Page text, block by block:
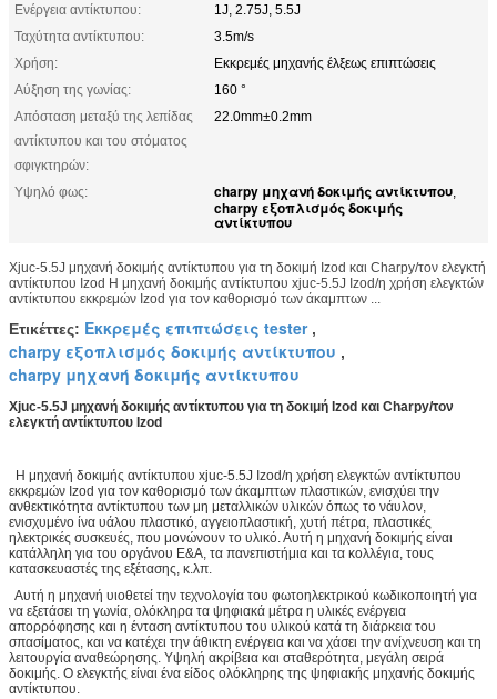
Ενέργεια αντίκτυπου:
1J, 2.75J, 5.5J
Ταχύτητα αντίκτυπου:
3.5m/s
Χρήση:
Εκκρεμές μηχανής έλξεως επιπτώσεις
Αύξηση της γωνίας:
160 °
Απόσταση μεταξύ της λεπίδας
αντίκτυπου και του στόματος
σφιγκτηρών:
22.0mm±0.2mm
Υψηλό φως: charpy μηχανή δοκιμής αντίκτυπου,
charpy εξοπλισμός δοκιμής
αντίκτυπου
Xjuc-5.5J μηχανή δοκιμής αντίκτυπου για τη δοκιμή Izod και Charpy/τον ελεγκτή
αντίκτυπου Izod Η μηχανή δοκιμής αντίκτυπου xjuc-5.5J Izod/η χρήση ελεγκτών
αντίκτυπου εκκρεμών Izod για τον καθορισμό των άκαμπτων ...
Ετικέττες: Εκκρεμές επιπτώσεις tester,
charpy εξοπλισμός δοκιμής αντίκτυπου ,
charpy μηχανή δοκιμής αντίκτυπου
Xjuc-5.5J μηχανή δοκιμής αντίκτυπου για τη δοκιμή Izod και Charpy/τον
ελεγκτή αντίκτυπου Izod
Η μηχανή δοκιμής αντίκτυπου xjuc-5.5J Izod/η χρήση ελεγκτών αντίκτυπου
εκκρεμών Izod για τον καθορισμό των άκαμπτων πλαστικών, ενισχύει την
ανθεκτικότητα αντίκτυπου των μη μεταλλικών υλικών όπως το νάυλον,
ενισχυμένο ίνα υάλου πλαστικό, αγγειοπλαστική, χυτή πέτρα, πλαστικές
ηλεκτρικές συσκευές, που μονώνουν το υλικό. Αυτή η μηχανή δοκιμής είναι
κατάλληλη για του οργάνου Ε&Α, τα πανεπιστήμια και τα κολλέγια, τους
κατασκευαστές της εξέτασης, κ.λπ.
Αυτή η μηχανή υιοθετεί την τεχνολογία του φωτοηλεκτρικού κωδικοποιητή για
να εξετάσει τη γωνία, ολόκληρα τα ψηφιακά μέτρα η υλικές ενέργεια
απορρόφησης και η ένταση αντίκτυπου του υλικού κατά τη διάρκεια του
σπασίματος, και να κατέχει την άθικτη ενέργεια και να χάσει την ανίχνευση και τη
λειτουργία αναθεώρησης. Υψηλή ακρίβεια και σταθερότητα, μεγάλη σειρά
δοκιμής. Ο ελεγκτής είναι ένα είδος ολόκληρης της ψηφιακής μηχανής δοκιμής
αντίκτυπου.